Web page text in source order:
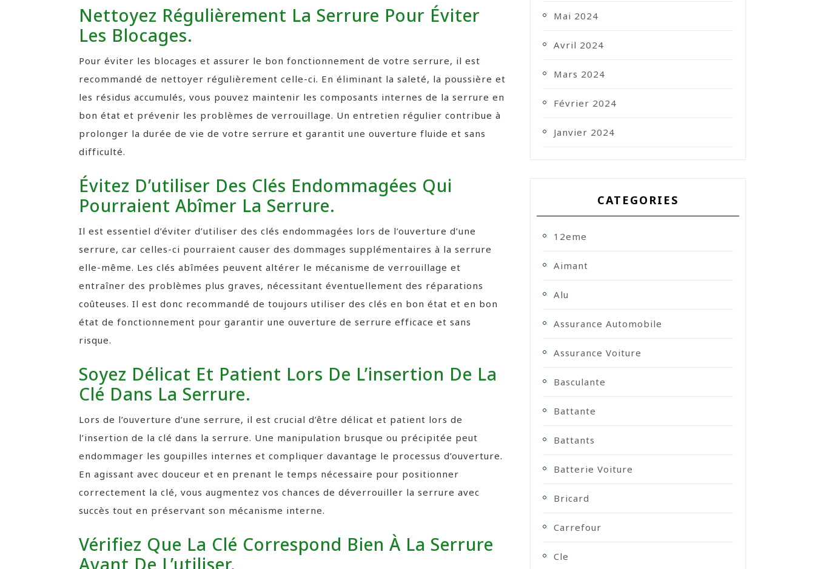
Nettoyez Régulièrement La Serrure Pour Éviter
Les Blocages.
Pour éviter les blocages et assurer le bon fonctionnement de votre serrure, il est
recommandé de nettoyer régulièrement celle-ci. En éliminant la saleté, la poussière et
les résidus accumulés, vous pouvez maintenir les composants internes de la serrure en
bon état et prévenir les problèmes de verrouillage. Un entretien régulier contribue à
prolonger la durée de vie de votre serrure et garantit une ouverture fluide et sans
difficulté.
Évitez D’utiliser Des Clés Endommagées Qui
Pourraient Abîmer La Serrure.
Il est essentiel d’éviter d’utiliser des clés endommagées lors de l’ouverture d’une
serrure, car celles-ci pourraient causer des dommages supplémentaires à la serrure
elle-même. Les clés abîmées peuvent altérer le mécanisme de verrouillage et
entraîner des problèmes plus graves, nécessitant éventuellement des réparations
coûteuses. Il est donc recommandé de toujours utiliser des clés en bon état et en bon
état de fonctionnement pour garantir une ouverture de serrure efficace et sans
risque.
Soyez Délicat Et Patient Lors De L’insertion De La
Clé Dans La Serrure.
Lors de l’ouverture d’une serrure, il est crucial d’être délicat et patient lors de
l’insertion de la clé dans la serrure. Une manipulation brusque ou précipitée peut
endommager les goupilles internes et compliquer davantage le processus d’ouverture.
En agissant avec douceur et en prenant le temps nécessaire pour positionner
correctement la clé, vous augmentez vos chances de déverrouiller la serrure avec
succès tout en préservant son mécanisme interne.
Vérifiez Que La Clé Correspond Bien À La Serrure
Avant De L’utiliser.
Mai 2024
Avril 2024
Mars 2024
Février 2024
Janvier 2024
CATEGORIES
12eme
Aimant
Alu
Assurance Automobile
Assurance Voiture
Basculante
Battante
Battants
Batterie Voiture
Bricard
Carrefour
Cle